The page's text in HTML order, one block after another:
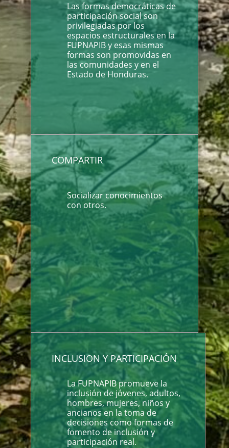
Las formas democráticas de
participación social son
privilegiadas por los
espacios estructurales en la
FUPNAPIB y esas mismas
formas son promovidas en
las comunidades y en el
Estado de Honduras.
COMPARTIR
Socializar conocimientos
con otros.
INCLUSION Y PARTICIPACIÓN
La FUPNAPIB promueve la
inclusión de jóvenes, adultos,
hombres, mujeres, niños y
ancianos en la toma de
decisiones como formas de
fomento de inclusión y
participación real.